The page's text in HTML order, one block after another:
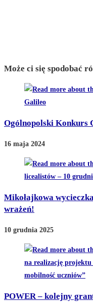
Może ci się spodobać
Ogólnopolski Konkurs
16 maja 2024
Mikołajkowa
wrażeń!
10 grudnia 2025
POWER – kolejny